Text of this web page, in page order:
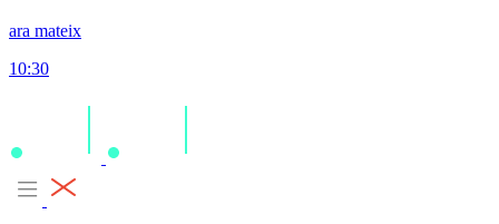
ara mateix
10:30